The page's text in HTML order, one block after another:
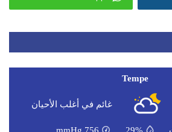
Tempe
غائم في أغلب الأحيان
29%
756
mmHg